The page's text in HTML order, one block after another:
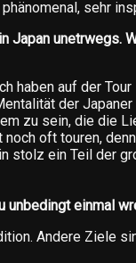
sehr
Japan unetrwegs.
haben auf der
der
zu sein, die die
oft touren,
stolz ein Teil der
unbedingt einmal
Andere Ziele